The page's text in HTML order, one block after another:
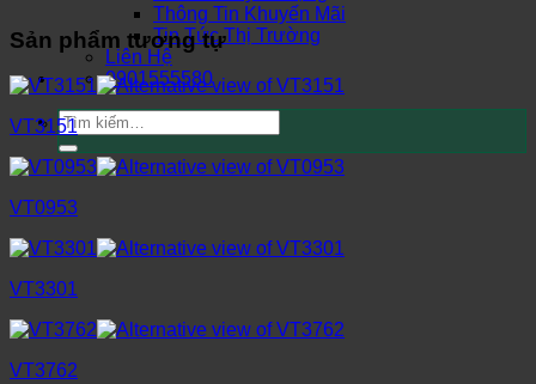
Thông Tin Khuyến Mãi
Tin Tức Thị Trường
Liên Hệ
0901555580
Tìm
kiếm:
Sản phẩm tương tự
VT3151
VT0953
VT3301
VT3762